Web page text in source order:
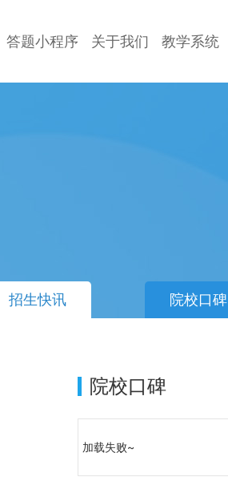
答题小程序 关于我们 教学系统
招生快讯 院校口碑
院校口碑
加载失败~